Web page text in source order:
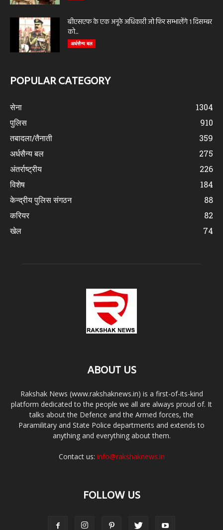
बीएसएफ के एक अनूठे अधिकारी जो फिर सम्भालेंगे 1 दिसम्बर
को...
अर्धसैन्य बल
POPULAR CATEGORY
सेना
1304
पुलिस
910
तबादला/तैनाती
359
अर्धसैन्य बल
275
अंतर्राष्ट्रीय
226
विशेष
184
केन्द्रीय पुलिस संगठन
88
करियर
82
खेल
74
ABOUT US
Rakshak News (www.rakshaknews.in) is a first-of-its-kind
platform dedicated to the people we all are always proud of. It
talks about the Defence and the Armed forces, the
Paramilitary and State Police departments and extends to
anything and everything about them.
Contact us: info@rakshaknews.in
FOLLOW US